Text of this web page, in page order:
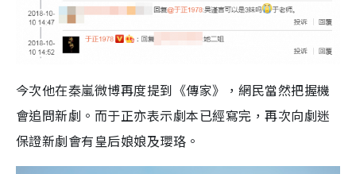
今次他在秦嵐微博再度提到《傳家》，網民當然把握機
會追問新劇。而于正亦表示劇本已經寫完，再次向劇迷
保證新劇會有皇后娘娘及瓔珞。